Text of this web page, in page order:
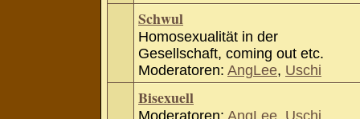
Schwul
Homosexualität in der
Gesellschaft, coming out etc.
Moderatoren: AngLee, Uschi
Bisexuell
Moderatoren: AngLee, Uschi